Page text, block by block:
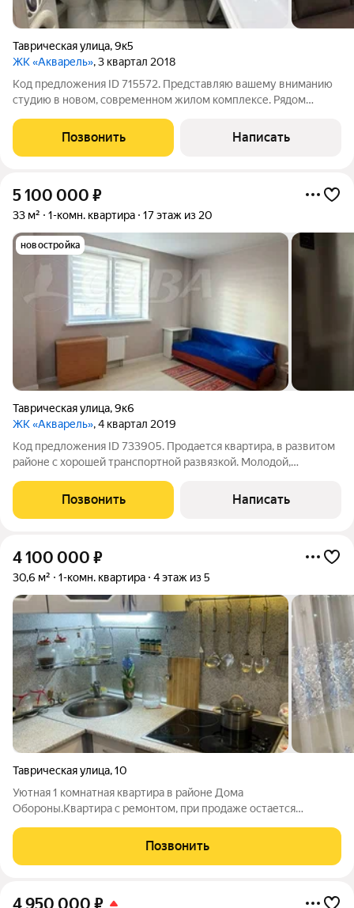
Таврическая улица,9к5
ЖК «Акварель», 3 квартал 2018
Код предложения ID 715572. Представляю вашему вниманию
студию в новом, современном жилом комплексе. Рядом
училище, Затюменский парк, все сетевые магазины около
дома. Квартира с качественным
Позвонить Написать
5 100 000 ₽
33 м² 1-комн. квартира 17 этаж из 20
новостройка
Таврическая улица,9к6
ЖК «Акварель», 4 квартал 2019
Код предложения ID 733905. Продается квартира, в развитом
районе с хорошей транспортной развязкой. Молодой,
остается частично. Без обременений, детских долей и
занижений. Звоните. Локация: Тюмень,
Позвонить Написать
4 100 000 ₽
30,6 м² 1-комн. квартира 4 этаж из 5
Таврическая улица,10
Уютная 1 комнатная квартира в районе Дома
Обороны.Квартира с ремонтом, при продаже остается
расположение дома, отличная транспортная развязка, на
городском транспорте 10 мин езды до центра города.Рядом
Позвонить
4 950 000 ₽